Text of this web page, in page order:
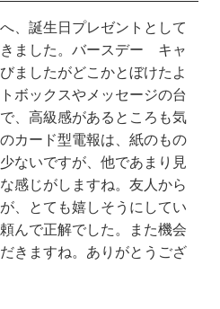
、誕生日プレゼントとして
ました。バースデー キャ
ましたがどこかとぼけたよ
ボックスやメッセージの台
、高級感があるところも気
カード型電報は、紙のもの
ないですが、他であまり見
感じがしますね。友人から
、とても嬉しそうにしてい
んで正解でした。また機会
きますね。ありがとうござ